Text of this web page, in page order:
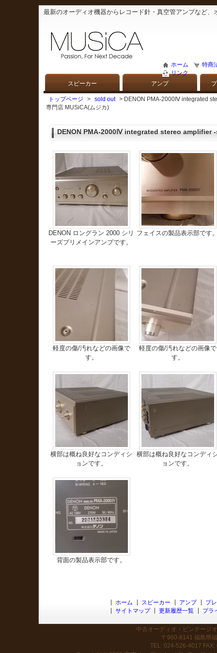
最新のオーディオ機器からレコード針・真空管アンプなど
ホーム
特商
リンク
スピーカー アンプ
トップページ > sold out
> DENON PMA-2000Ⅳ integrated
専門店 MUSiCA(ムジカ)
DENON PMA-2000Ⅳ integrated stereo amplifier
DENON ロングラン 2000 シリ
ーズプリメインアンプです。
フェイスの製品表示部です
軽度の傷/汚れなどの画像で
す。
軽度の傷/汚れなどの画像で
す。
横部は概ね良好なコンディシ
ョンです。
横部は概ね良好なコンディ
ョンです。
背面の製品表示部です。
ホーム スピーカー アンプ
プ
サイトマップ
更新履歴一覧 プラ
中古オーディオ・ビンテージ
〒960-8141 福島県
TEL: 024-526-4017